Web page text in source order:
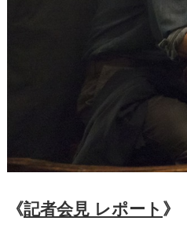
《記者会見 レポート 》